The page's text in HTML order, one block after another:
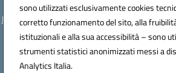
sono utilizzati esclusivamente cookies
corretto funzionamento del sito, alla
istituzionali e alla sua accessibilità – sono
strumenti statistici anonimizzati messi a
Analytics Italia.
bsic86100r@pec.istruzione.it